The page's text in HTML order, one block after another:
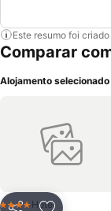
Este resumo foi
Comparar
Alojamento selecionado
Hotel